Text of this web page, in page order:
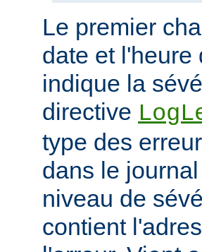
Le premier
date et l'heure
indique la
directive
type des
dans le
niveau de
contient